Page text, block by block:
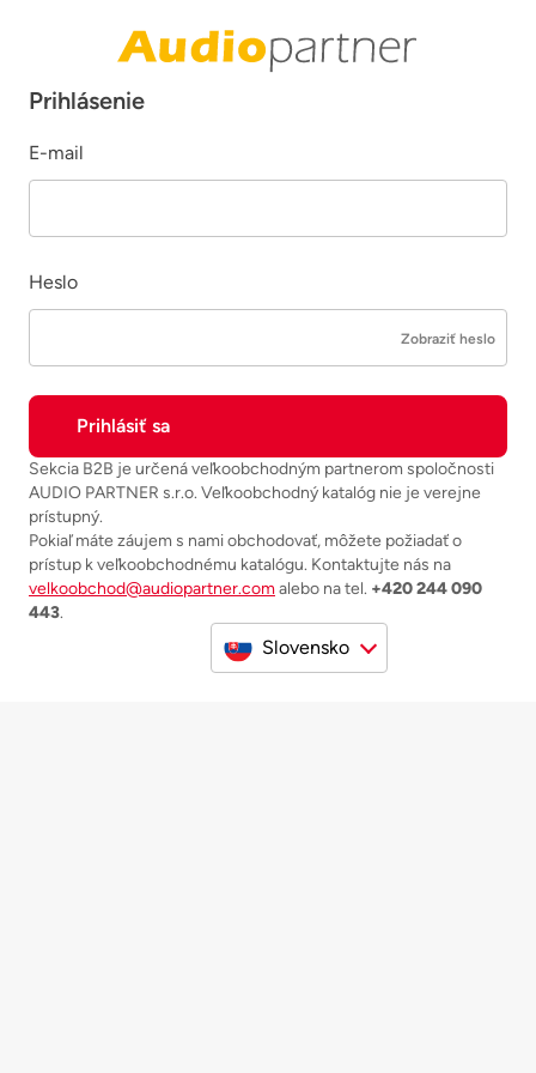
Prihlásenie
E-mail
Heslo
Zobraziť heslo
Sekcia B2B je určená veľkoobchodným partnerom spoločnosti
AUDIO PARTNER s.r.o. Veľkoobchodný katalóg nie je verejne
prístupný.
Pokiaľ máte záujem s nami obchodovať, môžete požiadať o
prístup k veľkoobchodnému katalógu. Kontaktujte nás na
velkoobchod@audiopartner.comalebo na tel. +420 244 090
443.
Slovensko